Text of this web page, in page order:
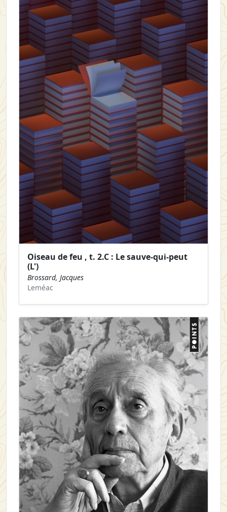
Oiseau de feu , t. 2.C : Le sauve-qui-peut
(L')
Brossard, Jacques
Leméac